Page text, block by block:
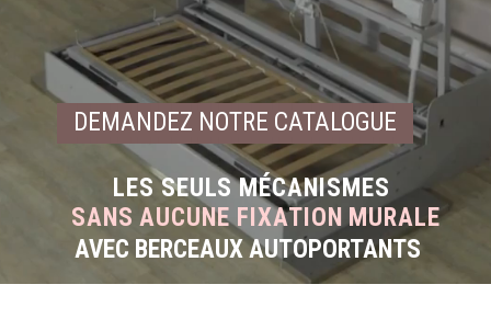
LES SEULS MÉCANISMES
AVEC BERCEAUX AUTOPORTANTS
DEMANDEZ NOTRE CATALOGUE
SANS AUCUNE FIXATION MURALE